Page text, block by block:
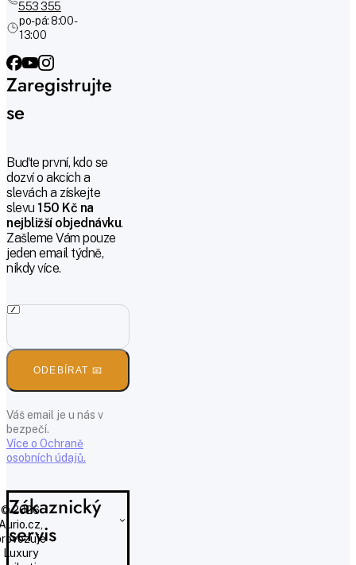
553 355
po-pá: 8:00 -
13:00
Zákaznický
servis
Zaregistrujte
se
Buďte první, kdo se
dozví o akcích a
slevách a získejte
slevu150 Kč na
nejbližší objednávku.
Zašleme Vám pouze
jeden email týdně,
nikdy více.
ODEBÍRAT 📧
Váš email je u nás v
bezpečí.
Více o Ochraně
osobních údajů.
© 2026
Luxury